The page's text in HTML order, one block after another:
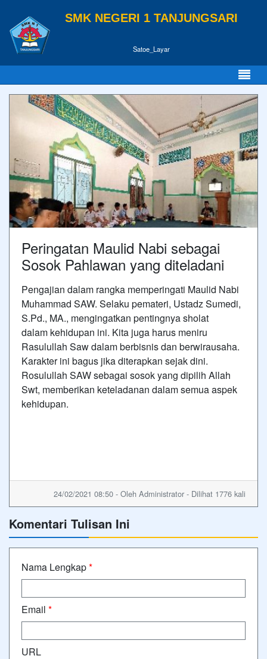
SMK NEGERI 1 TANJUNGSARI
Satoe_Layar
Peringatan Maulid Nabi sebagai
Sosok Pahlawan yang diteladani
Pengajian dalam rangka memperingati Maulid Nabi
Muhammad SAW. Selaku pemateri, Ustadz Sumedi,
S.Pd., MA., mengingatkan pentingnya sholat
dalam kehidupan ini. Kita juga harus meniru
Rasulullah Saw dalam berbisnis dan berwirausaha.
Karakter ini bagus jika diterapkan sejak dini.
Rosulullah SAW sebagai sosok yang dipilih Allah
Swt, memberikan keteladanan dalam semua aspek
kehidupan.
24/02/2021 08:50 - Oleh Administrator - Dilihat 1776 kali
Komentari Tulisan Ini
Nama Lengkap*
Email *
URL